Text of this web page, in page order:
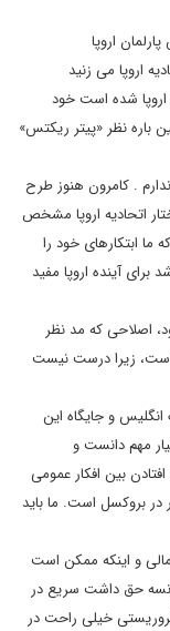
اروپا
اروپا می زنید
اروپا شده است خود
باره نظر «پیتر ریکتس»
. کامرون هنوز طرح
اتحادیه اروپا مشخص
ابتکارهای خود را
برای آینده اروپا مفید
اصلاحی که مد نظر
است، زیرا درست نیست
انگلیس و جایگاه این
مهم دانست و
بین افکار عمومی
بروکسل است. ما باید
و اینکه ممکن است
حق داشت سریع در
خیلی راحت در